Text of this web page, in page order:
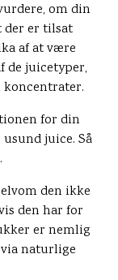
om din
der er tilsat
af at være
de juicetyper,
for din
juice. Så
den ikke
den har for
er nemlig
naturlige